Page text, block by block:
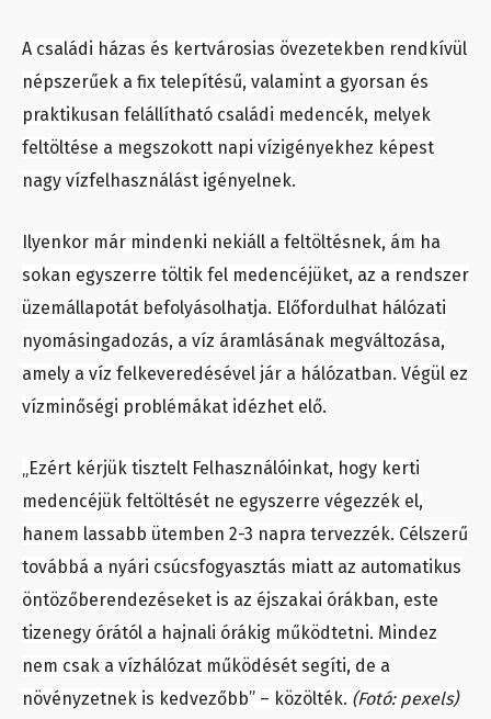
A családi házas és kertvárosias övezetekben rendkívül
népszerűek a fix telepítésű, valamint a gyorsan és
praktikusan felállítható családi medencék, melyek
feltöltése a megszokott napi vízigényekhez képest
nagy vízfelhasználást igényelnek.
Ilyenkor már mindenki nekiáll a feltöltésnek, ám ha
sokan egyszerre töltik fel medencéjüket, az a rendszer
üzemállapotát befolyásolhatja. Előfordulhat hálózati
nyomásingadozás, a víz áramlásának megváltozása,
amely a víz felkeveredésével jár a hálózatban. Végül ez
vízminőségi problémákat idézhet elő.
„Ezért kérjük tisztelt Felhasználóinkat, hogy kerti
medencéjük feltöltését ne egyszerre végezzék el,
hanem lassabb ütemben 2-3 napra tervezzék. Célszerű
továbbá a nyári csúcsfogyasztás miatt az automatikus
öntözőberendezéseket is az éjszakai órákban, este
tizenegy órától a hajnali órákig működtetni. Mindez
nem csak a vízhálózat működését segíti, de a
növényzetnek is kedvezőbb” – közölték. (Fotó: pexels)